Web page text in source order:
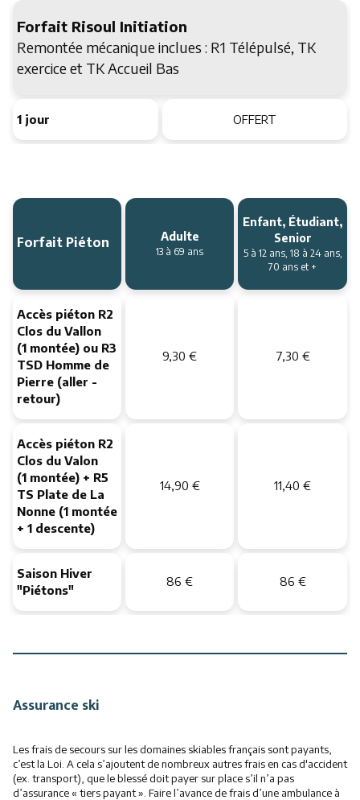
Forfait Risoul Initiation
Remontée mécanique inclues : R1 Télépulsé, TK
exercice et TK Accueil Bas
1 jour OFFERT
Forfait Piéton Adulte
13 à 69 ans
Enfant, Étudiant,
Senior
5 à 12 ans, 18 à 24 ans,
70 ans et +
Accès piéton R2
Clos du Vallon
(1 montée) ou R3
TSD Homme de
Pierre (aller -
retour)
9,30 € 7,30 €
Accès piéton R2
Clos du Valon
(1 montée) + R5
TS Plate de La
Nonne (1 montée
+ 1 descente)
14,90 € 11,40 €
Saison Hiver
"Piétons"
86 € 86 €
Assurance ski
Les frais de secours sur les domaines skiables français sont payants,
c’est la Loi. A cela s’ajoutent de nombreux autres frais en cas d'accident
(ex. transport), que le blessé doit payer sur place s’il n’a pas
d’assurance « tiers payant ». Faire l’avance de frais d’une ambulance à